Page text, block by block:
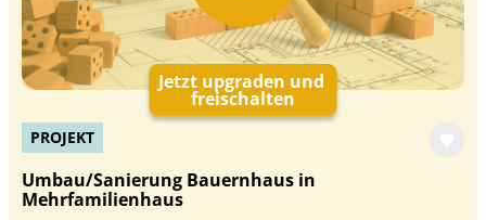
Jetzt upgraden und
freischalten
PROJEKT
Umbau/Sanierung Bauernhaus in
Mehrfamilienhaus